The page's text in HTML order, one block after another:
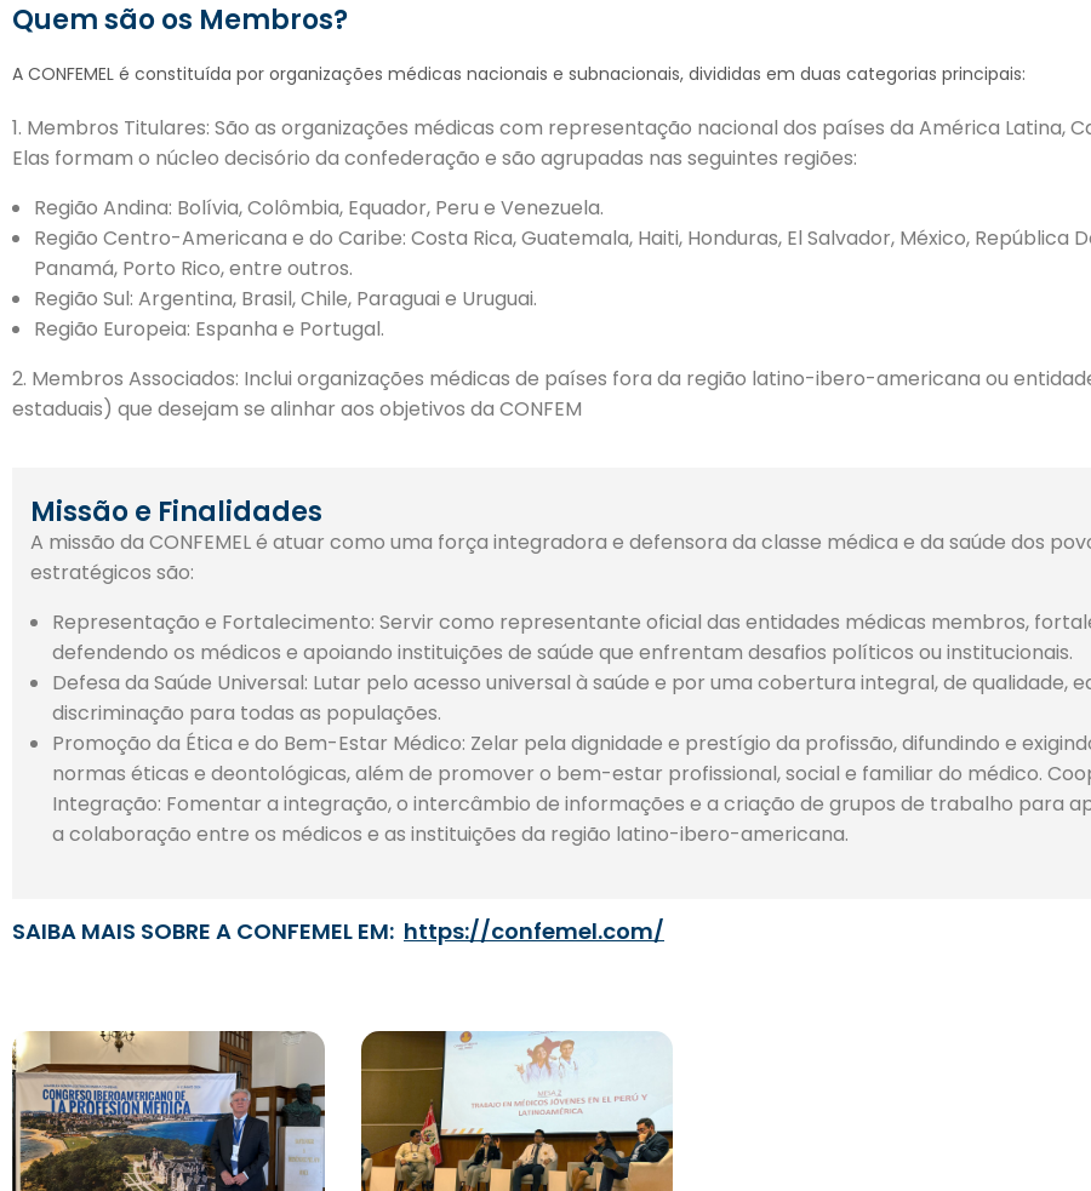
Quem são os Membros?
A CONFEMEL é constituída por organizações médicas nacionais e subnacionais, divididas em duas categorias principais:
1. Membros Titulares: São as organizações médicas com representação nacional dos países da América Latina,
Elas formam o núcleo decisório da confederação e são agrupadas nas seguintes regiões:
Região Andina: Bolívia, Colômbia, Equador, Peru e Venezuela.
Região Centro-Americana e do Caribe: Costa Rica, Guatemala, Haiti, Honduras, El Salvador, México, República
Panamá, Porto Rico, entre outros.
Região Sul: Argentina, Brasil, Chile, Paraguai e Uruguai.
Região Europeia: Espanha e Portugal.
2. Membros Associados: Inclui organizações médicas de países fora da região latino-ibero-americana ou
estaduais) que desejam se alinhar aos objetivos da CONFEM
Missão e Finalidades
A missão da CONFEMEL é atuar como uma força integradora e defensora da classe médica e da saúde dos
estratégicos são:
Representação e Fortalecimento: Servir como representante oficial das entidades médicas membros,
defendendo os médicos e apoiando instituições de saúde que enfrentam desafios políticos ou institucionais.
Defesa da Saúde Universal: Lutar pelo acesso universal à saúde e por uma cobertura integral, de qualidade,
discriminação para todas as populações.
Promoção da Ética e do Bem-Estar Médico: Zelar pela dignidade e prestígio da profissão, difundindo e
normas éticas e deontológicas, além de promover o bem-estar profissional, social e familiar do médico.
Integração: Fomentar a integração, o intercâmbio de informações e a criação de grupos de trabalho para
a colaboração entre os médicos e as instituições da região latino-ibero-americana.
SAIBA MAIS SOBRE A CONFEMEL EM: https://confemel.com/